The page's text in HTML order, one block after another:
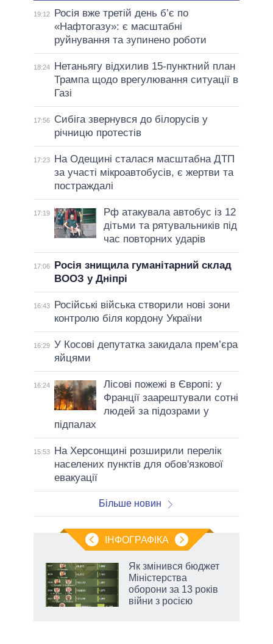
19:12
Росія вже третій день б’є по
«Нафтогазу»: є масштабні
руйнування та зупинено роботи
18:24
Нетаньягу відхилив 15-пунктний план
Трампа щодо врегулювання ситуації в
Газі
17:56
Сибіга звернувся до білорусів у
річницю протестів
17:23
На Одещині сталася масштабна ДТП
за участі мікроавтобусів, є жертви та
постраждалі
17:19
Рф атакувала автобус із 12
дітьми та рятувальників під
час повторних ударів
17:06
Росія знищила гуманітарний склад
ВООЗ у Дніпрі
16:43
Російські війська створили нові зони
контролю біля кордону України
16:29 У Косові депутатка закидала прем’єра
яйцями
16:24
Лісові пожежі в Європі: у
Франції заарештували сотні
людей за підозрами у
підпалах
15:53
На Херсонщині розширили перелік
населених пунктів для обов'язкової
евакуації
Більше новин
ІНФОГРАФІКА
Як змінився бюджет
Міністерства
оборони за 13 років
війни з росією